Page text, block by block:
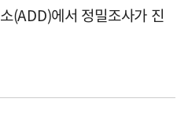
(ADD)에서 정밀조사가 진